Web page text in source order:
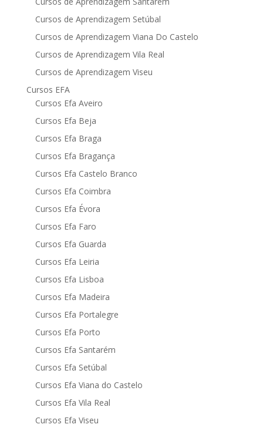
Cursos de Aprendizagem Setúbal
Cursos de Aprendizagem Viana Do Castelo
Cursos de Aprendizagem Vila Real
Cursos de Aprendizagem Viseu
Cursos EFA
Cursos Efa Aveiro
Cursos Efa Beja
Cursos Efa Braga
Cursos Efa Bragança
Cursos Efa Castelo Branco
Cursos Efa Coimbra
Cursos Efa Évora
Cursos Efa Faro
Cursos Efa Guarda
Cursos Efa Leiria
Cursos Efa Lisboa
Cursos Efa Madeira
Cursos Efa Portalegre
Cursos Efa Porto
Cursos Efa Santarém
Cursos Efa Setúbal
Cursos Efa Viana do Castelo
Cursos Efa Vila Real
Cursos Efa Viseu